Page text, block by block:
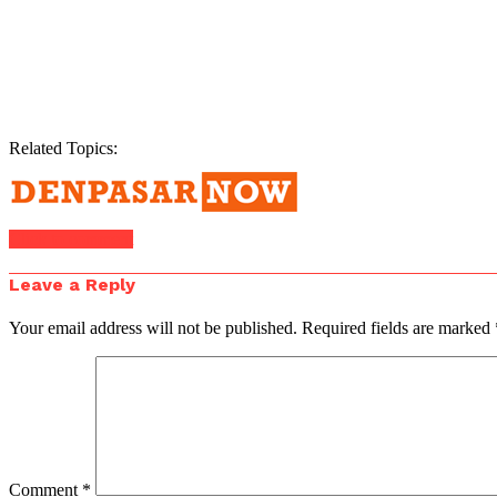
Related Topics:
Leave a Reply
Your email address will not be published. Required fields are marked
Comment *